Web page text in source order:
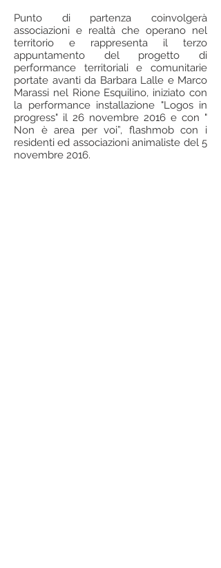
Punto di partenza coinvolgerà
associazioni e realtà che operano nel
territorio e rappresenta il terzo
appuntamento del progetto di
performance territoriali e comunitarie
portate avanti da Barbara Lalle e Marco
Marassi nel Rione Esquilino, iniziato con
la performance installazione "Logos in
progress" il 26 novembre 2016 e con "
Non è area per voi”, flashmob con i
residenti ed associazioni animaliste del 5
novembre 2016.